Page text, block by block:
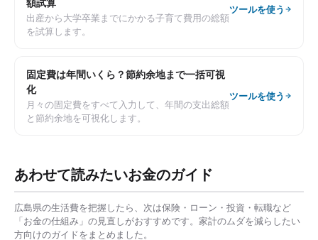
出産から大学卒業までにかかる子育て費用の総額
を試算します。
ツールを使う
固定費は年間いくら？節約余地まで一括可視
化
月々の固定費をすべて入力して、年間の支出総額
と節約余地を可視化します。
ツールを使う
あわせて読みたいお金のガイド
広島県の生活費を把握したら、次は保険・ローン・投資・転職など
「お金の仕組み」の見直しがおすすめです。家計のムダを減らしたい
方向けのガイドをまとめました。